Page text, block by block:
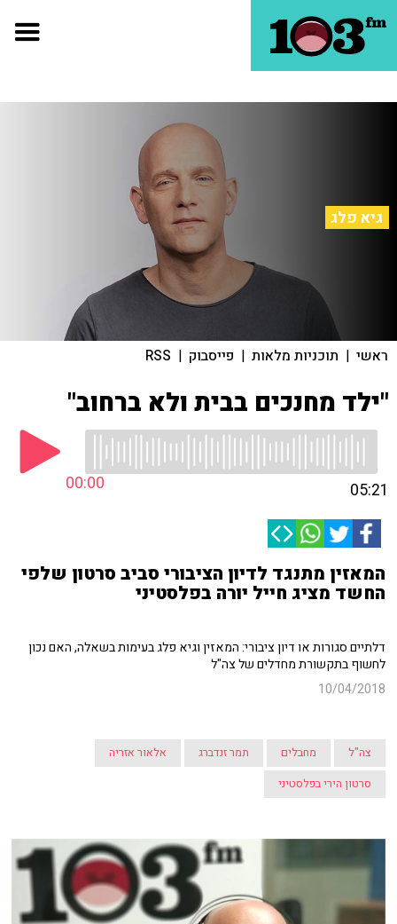
גיא פלג
ראשי | תוכניות מלאות | פייסבוק |
RSS
"ילד מחנכים בבית ולא ברחוב"
00:00 05:21
המאזין מתנגד לדיון הציבורי סביב סרטון שלפי
החשד מציג חייל יורה בפלסטיני
דלתיים סגורות או דיון ציבורי: המאזין וגיא פלג בעימות בשאלה, האם נכון
לחשוף בתקשורת מחדלים של צה"ל
10/04/2018
צה"ל מחבלים תמר זנדברג
אלאור אזריה
סרטון הירי בפלסטיני